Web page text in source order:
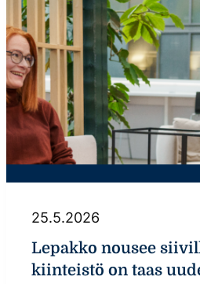
25.5.2026
Lepakko nousee
kiinteistö on taas